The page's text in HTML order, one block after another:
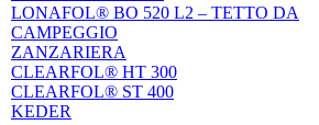
LONAFOL® BO 520 L2 – TETTO DA
CAMPEGGIO
ZANZARIERA
CLEARFOL® HT 300
CLEARFOL® ST 400
KEDER